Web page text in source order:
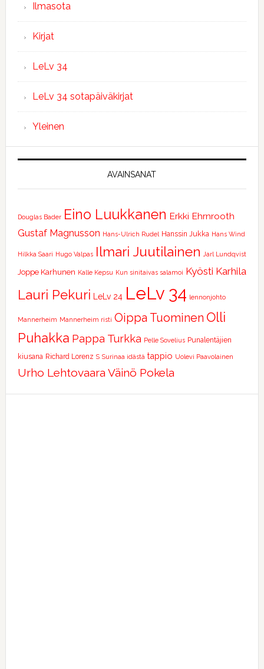
Ilmasota
Kirjat
LeLv 34
LeLv 34 sotapäiväkirjat
Yleinen
AVAINSANAT
Douglas Bader Eino Luukkanen Erkki Ehrnrooth
Gustaf Magnusson Hans-Ulrich Rudel Hanssin Jukka Hans Wind
Hilkka Saari Hugo Valpas Ilmari Juutilainen Jarl Lundqvist
Joppe Karhunen Kalle Kepsu Kun sinitaivas salamoi Kyösti Karhila
Lauri Pekuri LeLv 24 LeLv 34 lennonjohto
Mannerheim Mannerheim risti Oippa Tuominen Olli
Puhakka Pappa Turkka Pelle Sovelius Punalentäjien
kiusana Richard Lorenz S Surinaa idästä tappio Uolevi Paavolainen
Urho Lehtovaara Väinö Pokela